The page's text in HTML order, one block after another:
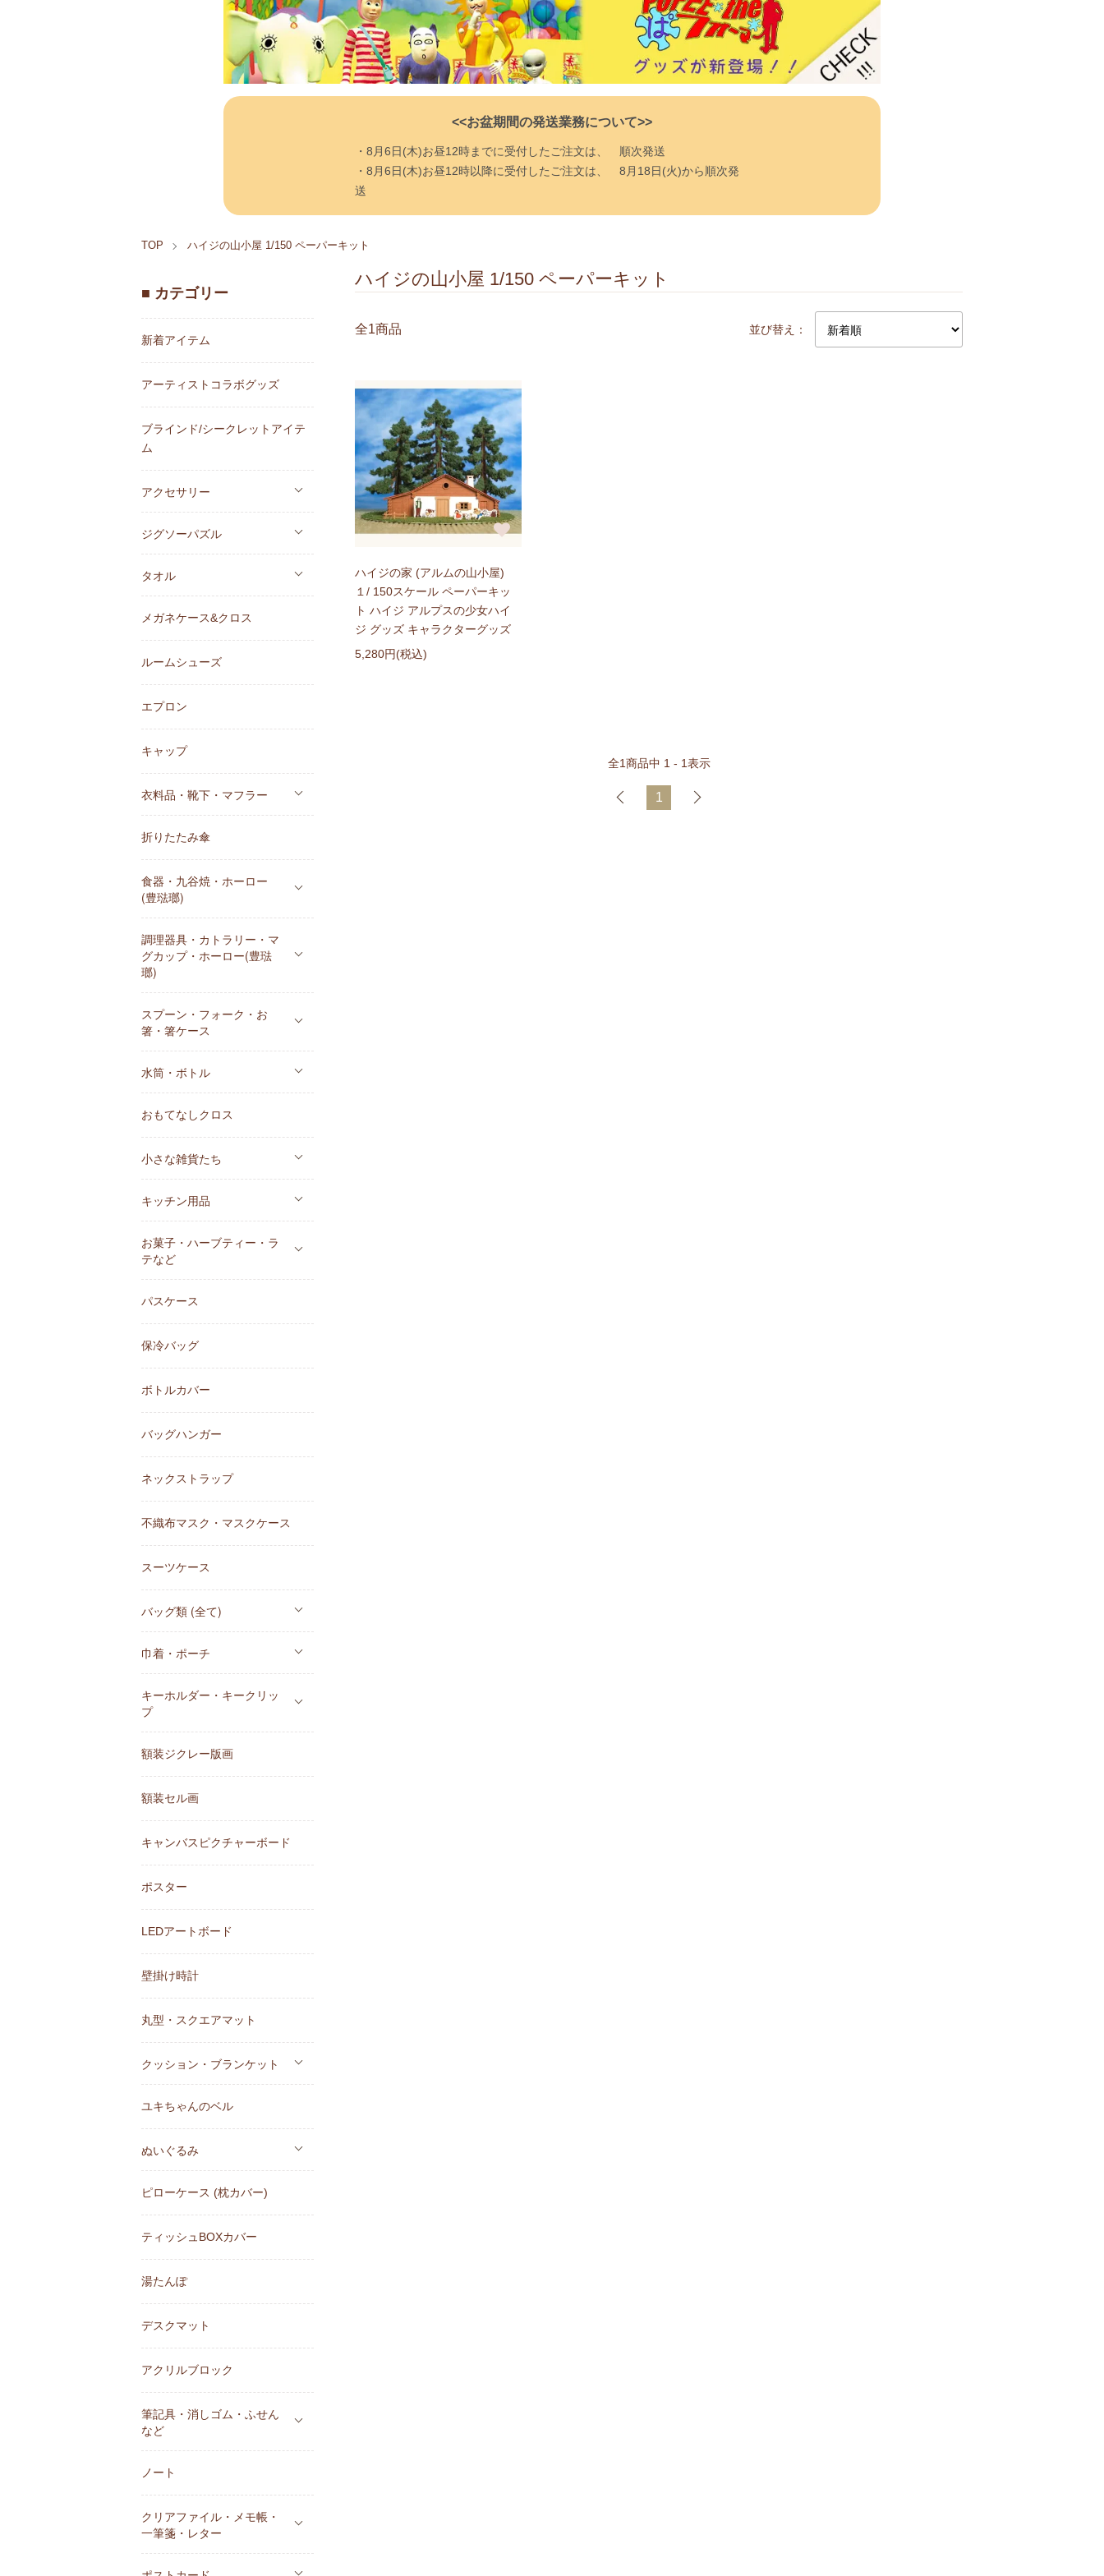
<<お盆期間の発送業務について>>
・8月6日(木)お昼12時までに受付したご注文は、
順次発送
・8月6日(木)お昼12時以降に受付したご注文は、
8月18日(火)から順次発
送
TOP ハイジの山小屋 1/150 ペーパーキット
ハイジの山小屋 1/150 ペーパーキット
全1商品 並び替え：
ハイジの家 (アルムの山小屋)
１/ 150スケール ペーパーキッ
ト ハイジ アルプスの少女ハイ
ジ グッズ キャラクターグッズ
5,280円(税込)
全1商品中 1 - 1表示
1
■ カテゴリー
新着アイテム
アーティストコラボグッズ
ブラインド/シークレットアイテ
ム
アクセサリー
ジグソーパズル
タオル
メガネケース&クロス
ルームシューズ
エプロン
キャップ
衣料品・靴下・マフラー
折りたたみ傘
食器・九谷焼・ホーロー
(豊琺瑯)
調理器具・カトラリー・マ
グカップ・ホーロー(豊琺
瑯)
スプーン・フォーク・お
箸・箸ケース
水筒・ボトル
おもてなしクロス
小さな雑貨たち
キッチン用品
お菓子・ハーブティー・ラ
テなど
パスケース
保冷バッグ
ボトルカバー
バッグハンガー
ネックストラップ
不織布マスク・マスクケース
スーツケース
バッグ類 (全て)
巾着・ポーチ
キーホルダー・キークリッ
プ
額装ジクレー版画
額装セル画
キャンバスピクチャーボード
ポスター
LEDアートボード
壁掛け時計
丸型・スクエアマット
クッション・ブランケット
ユキちゃんのベル
ぬいぐるみ
ピローケース (枕カバー)
ティッシュBOXカバー
湯たんぽ
デスクマット
アクリルブロック
筆記具・消しゴム・ふせん
など
ノート
クリアファイル・メモ帳・
一筆箋・レター